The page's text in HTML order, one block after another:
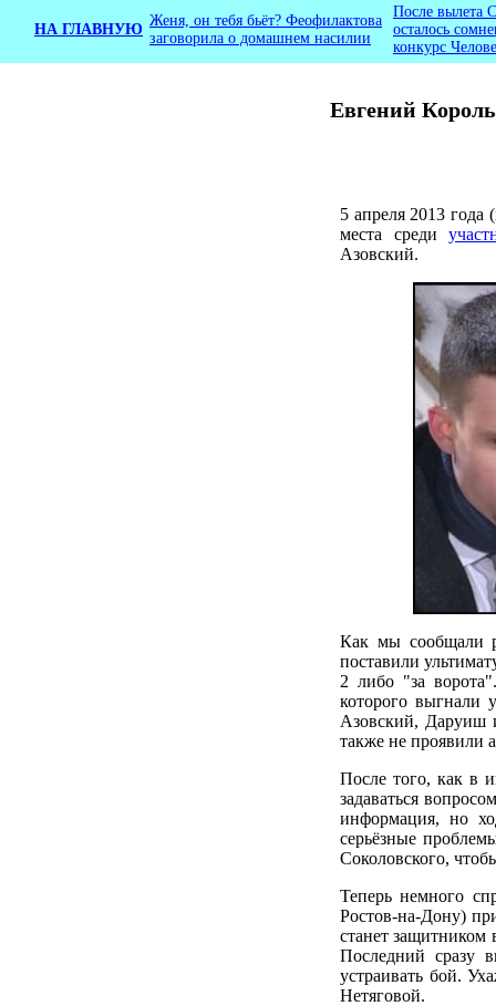
Евгений
НА ГЛАВНУЮ
Женя, он тебя бьёт? Феофилактова
заговорила о домашнем насилии
После вылета
осталось
конкурс
5 апреля 2013 года
места среди
Азовский.
Как мы сообщали
поставили
2 либо "за
которого
Азовский, Даруиш
также не проявили
После того, как в
задаваться
информация, но
серьёзные
Соколовского,
Теперь немного
Ростов-на-Дону)
станет защитником
Последний сразу
устраивать бой.
Нетяговой.